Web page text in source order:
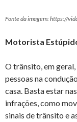
Fonte da imagem: https://
Motorista
O trânsito, em geral,
pessoas na
casa. Basta estar
infrações, como
sinais de trânsito e